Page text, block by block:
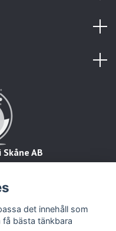
AB
8832det innehåll som
bästa tänkbara